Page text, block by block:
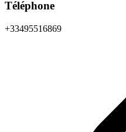
Téléphone
+33495516869